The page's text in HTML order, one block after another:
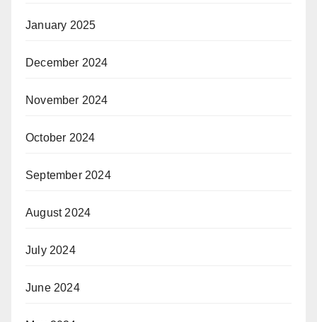
January 2025
December 2024
November 2024
October 2024
September 2024
August 2024
July 2024
June 2024